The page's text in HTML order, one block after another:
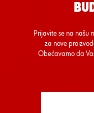
Prijavite se na našu
za nove
Obećavamo da